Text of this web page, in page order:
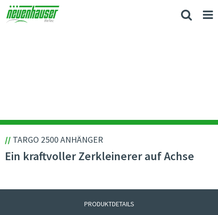
// TARGO 2500 ANHÄNGER
Ein kraftvoller Zerkleinerer auf Achse
PRODUKTDETAILS